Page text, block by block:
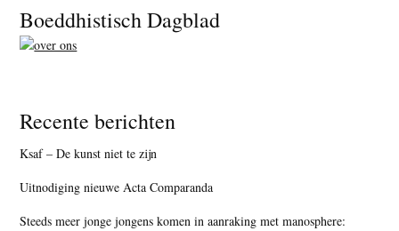
Footer
Boeddhistisch Dagblad
Recente berichten
Ksaf – De kunst niet te zijn
Uitnodiging nieuwe Acta Comparanda
Steeds meer jonge jongens komen in aanraking met manosphere: